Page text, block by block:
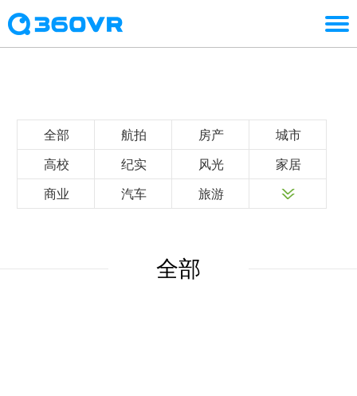
全部 航拍 房产 城市
高校 纪实 风光 家居
商业 汽车 旅游
全部